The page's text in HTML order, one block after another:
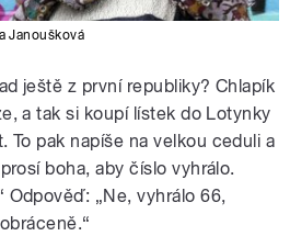
Janoušková
ještě z první republiky? Chlapík
a tak si koupí lístek do Lotynky
To pak napíše na velkou ceduli a
boha, aby číslo vyhrálo.
Odpověď: „Ne, vyhrálo 66,